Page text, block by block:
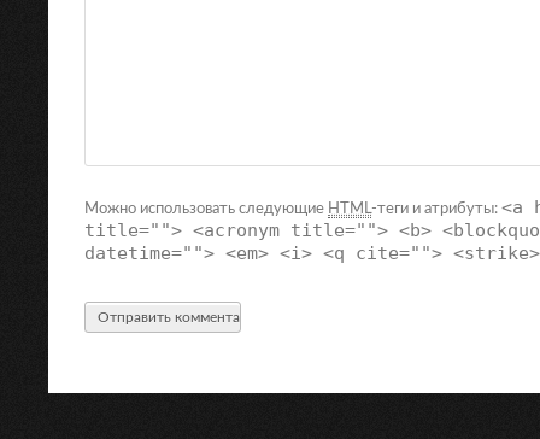
Можно использовать следующие HTML-теги и атрибуты: <a
title=""> <acronym title=""> <b>
datetime=""> <em> <i> <q cite="">